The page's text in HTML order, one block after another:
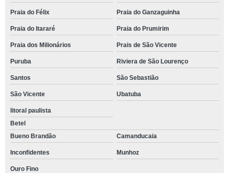
Praia do Félix Praia do Ganzaguinha
Praia do Itararé Praia do Prumirim
Praia dos Milionários Prais de São Vicente
Puruba Riviera de São Lourenço
Santos São Sebastião
São Vicente Ubatuba
litoral paulista
Betel
Bueno Brandão
Camanducaia
Inconfidentes Munhoz
Ouro Fino